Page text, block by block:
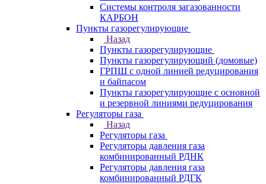
Системы контроля загазованности
КАРБОН
Пункты газорегулирующие
Назад
Пункты газорегулирующие
Пункты газорегулирующий (домовые)
ГРПШ с одной линией редуцирования
и байпасом
Пункты газорегулирующие с основной
и резервной линиями редуцирования
Регуляторы газа
Назад
Регуляторы газа
Регуляторы давления газа
комбинированный РДНК
Регуляторы давления газа
комбинированный РДГК